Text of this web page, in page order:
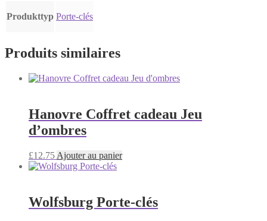
Produkttyp Porte-clés
Produits similaires
Hanovre Coffret cadeau Jeu
d’ombres
£12.75 Ajouter au panier
Wolfsburg Porte-clés